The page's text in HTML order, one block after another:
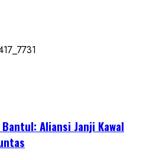
Aliansi Janji Kawal